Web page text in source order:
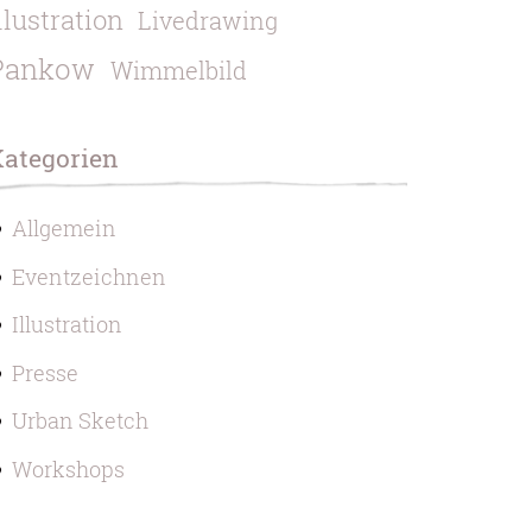
Livedrawing
Wimmelbild
Allgemein
Eventzeichnen
Illustration
Presse
Urban Sketch
Workshops